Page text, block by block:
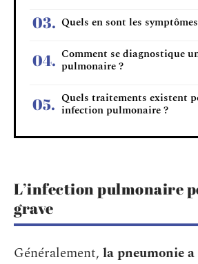
Quels en sont les
Comment se diagnostique
pulmonaire ?
Quels traitements existent
infection pulmonaire ?
L’infection pulmonaire
grave
Généralement, la pneumonie a